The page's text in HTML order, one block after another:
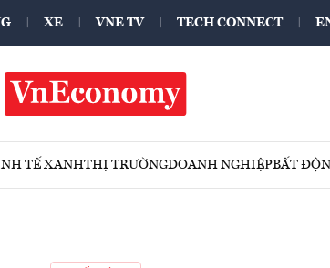
XE VNE TV TECH CONNECT
TẾ XANHTHỊ TRƯỜNGDOANH NGHIỆPBẤT